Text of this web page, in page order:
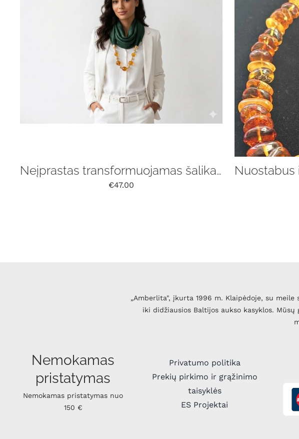
Neįprastas transformuojamas šalikas su gintaru
€47.00
„Amberlita", įkurta 1996 m. Klaipėdoje, su
iki didžiausios Baltijos aukso kasyklos.
Nemokamas
pristatymas
Nemokamas pristatymas nuo
150 €
Privatumo politika
Prekių pirkimo ir grąžinimo
taisyklės
ES Projektai